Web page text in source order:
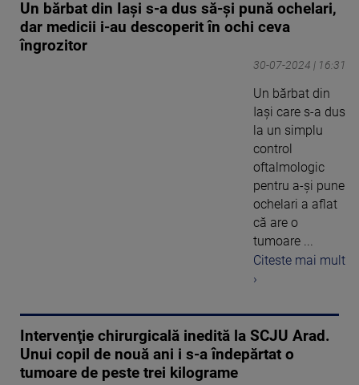
Un bărbat din Iași s-a dus să-și pună ochelari,
dar medicii i-au descoperit în ochi ceva
îngrozitor
30-07-2024 | 16:31
Un bărbat din
Iași care s-a dus
la un simplu
control
oftalmologic
pentru a-și pune
ochelari a aflat
că are o
tumoare ...
Citeste mai mult
›
Intervenţie chirurgicală inedită la SCJU Arad.
Unui copil de nouă ani i s-a îndepărtat o
tumoare de peste trei kilograme